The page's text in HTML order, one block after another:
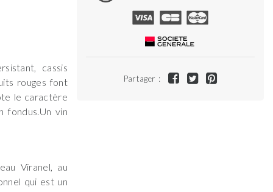
Partager :
cassis
rouges font
le caractère
fondus.Un vin
Viranel, au
qui est un